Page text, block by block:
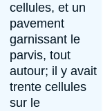
cellules, et un
pavement
garnissant le
parvis, tout
autour; il y avait
trente cellules
sur le